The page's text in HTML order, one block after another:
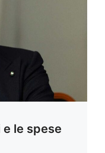
le spese